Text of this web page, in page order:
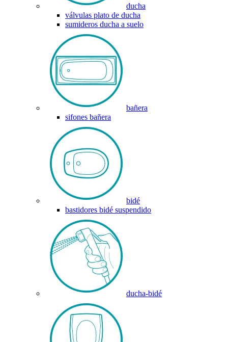
ducha
válvulas plato de ducha
sumideros ducha a suelo
bañera
sifones bañera
bidé
bastidores bidé suspendido
ducha-bidé